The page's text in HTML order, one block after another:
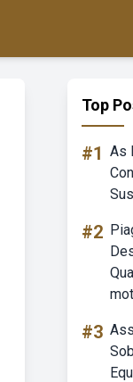
Top
#1 As
#2
#3